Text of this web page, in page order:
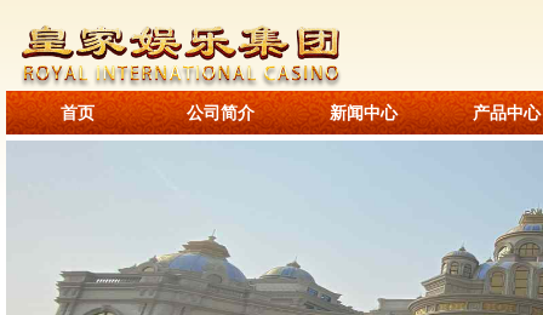
首页 公司简介 新闻中心 产品中心